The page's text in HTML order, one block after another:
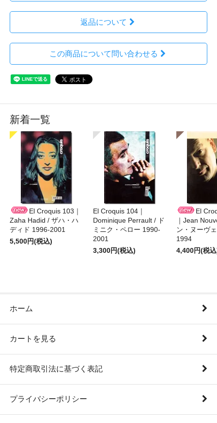
返品について
この商品について問い合わせる
新着一覧
El Croquis 103｜
Zaha Hadid / ザハ・ハ
ディド 1996-2001
5,500円(税込)
El Croquis 104｜
Dominique Perrault / ド
ミニク・ペロー 1990-
2001
3,300円(税込)
El
｜Jean
ン・ヌーヴ
1994
4,400円(税
ホーム
カートを見る
特定商取引法に基づく表記
プライバシーポリシー